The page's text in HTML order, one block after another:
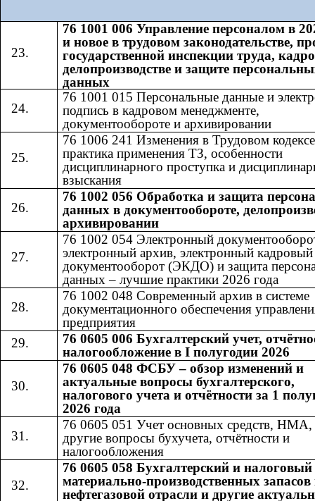
76 1001 006 Управление персоналом в
и новое в трудовом законодательстве,
государственной инспекции труда,
делопроизводстве и защите
данных
76 1001 015 Персональные данные и
подпись в кадровом менеджменте,
документообороте и архивировании
76 1006 241 Изменения в Трудовом
практика применения ТЗ, особенности
дисциплинарного проступка и
взыскания
76 1002 056 Обработка и защита
данных в документообороте,
архивировании
76 1002 054 Электронный
электронный архив, электронный кадровый
документооборот (ЭКДО) и защита
данных – лучшие практики 2026 года
76 1002 048 Современный архив в системе
документационного обеспечения
предприятия
76 0605 006 Бухгалтерский учет,
налогообложение в I полугодии 2026
76 0605 048 ФСБУ – обзор изменений и
актуальные вопросы бухгалтерского,
налогового учета и отчётности за 1
2026 года
76 0605 051 Учет основных средств,
другие вопросы бухучета, отчётности и
налогообложения
76 0605 058 Бухгалтерский и налоговый
материально-производственных запасов
нефтегазовой отрасли и другие